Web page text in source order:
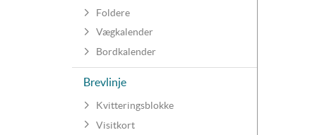
Foldere
Vægkalender
Bordkalender
Brevlinje
Kvitteringsblokke
Visitkort